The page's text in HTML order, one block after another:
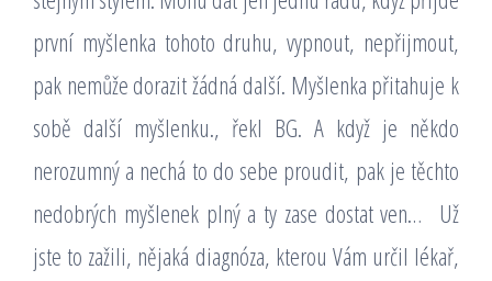
první myšlenka tohoto druhu, vypnout, nepřijmout,
pak nemůže dorazit žádná další. Myšlenka přitahuje k
sobě další myšlenku., řekl BG. A když je někdo
nerozumný a nechá to do sebe proudit, pak je těchto
nedobrých myšlenek plný a ty zase dostat ven…
Už
jste to zažili, nějaká diagnóza, kterou Vám určil lékař,